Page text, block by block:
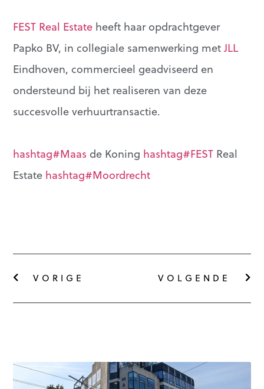
FEST Real Estate heeft haar opdrachtgever
Papko BV, in collegiale samenwerking metJLL
Eindhoven, commercieel geadviseerd en
ondersteund bij het realiseren van deze
succesvolle verhuurtransactie.
hashtag#Maas de Koning hashtag#FEST Real
Estate hashtag#Moordrecht
VORIGE VOLGENDE